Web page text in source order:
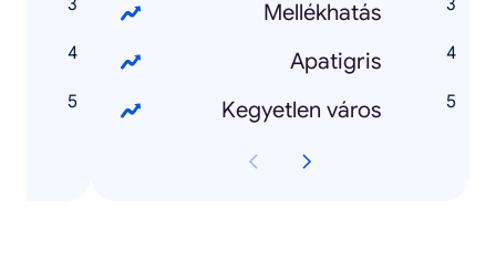
Mellékhatás
Apatigris
Kegyetlen város